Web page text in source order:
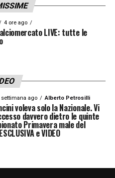
4 ore ago
LIVE: tutte le
settimana ago Alberto Petrosilli
voleva solo la Nazionale. Vi
davvero dietro le quinte
Primavera male del
e VIDEO